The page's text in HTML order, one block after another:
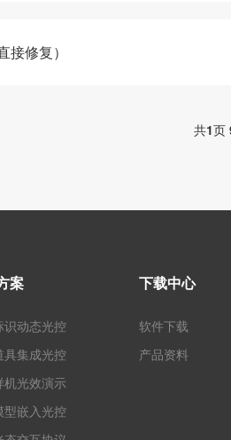
修复）
共1页
案
识动态光控
具集成光控
机光效演示
型嵌入光控
下载中心
软件下载
产品资料